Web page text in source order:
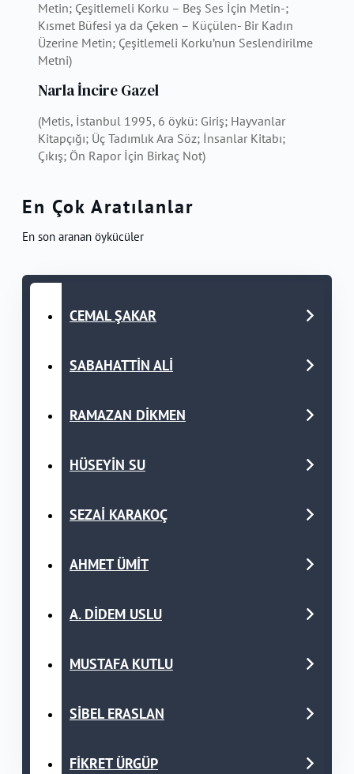
Metin; Çeşitlemeli Korku – Beş Ses İçin Metin-;
Kısmet Büfesi ya da Çeken – Küçülen- Bir Kadın
Üzerine Metin; Çeşitlemeli Korku’nun Seslendirilme
Metni)
Narla İncire Gazel
(Metis, İstanbul 1995, 6 öykü: Giriş; Hayvanlar
Kitapçığı; Üç Tadımlık Ara Söz; İnsanlar Kitabı;
Çıkış; Ön Rapor İçin Birkaç Not)
En Çok Aratılanlar
En son aranan öykücüler
CEMAL ŞAKAR
SABAHATTİN ALİ
RAMAZAN DİKMEN
HÜSEYİN SU
SEZAİ KARAKOÇ
AHMET ÜMİT
A. DİDEM USLU
MUSTAFA KUTLU
SİBEL ERASLAN
FİKRET ÜRGÜP